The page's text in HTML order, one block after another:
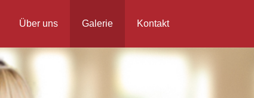
Über uns Galerie Kontakt